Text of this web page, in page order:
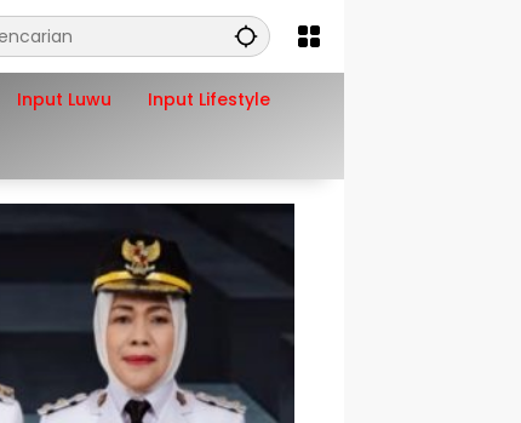
Input Luwu Input Lifestyle